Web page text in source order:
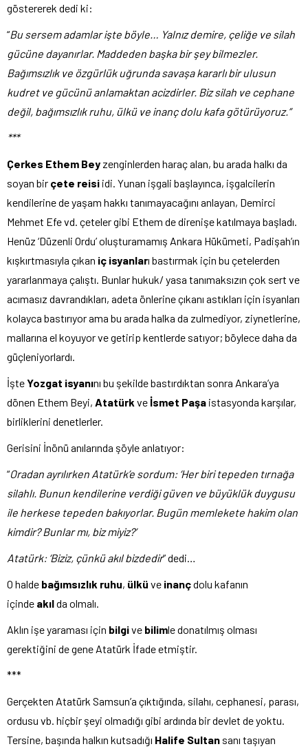
göstererek dedi ki:
“Bu sersem adamlar işte böyle… Yalnız demire, çeliğe ve silah
gücüne dayanırlar. Maddeden başka bir şey bilmezler.
Bağımsızlık ve özgürlük uğrunda savaşa kararlı bir ulusun
kudret ve gücünü anlamaktan acizdirler. Biz silah ve cephane
değil, bağımsızlık ruhu, ülkü ve inanç dolu kafa götürüyoruz.”
***
Çerkes Ethem Bey zenginlerden haraç alan, bu arada halkı da
soyan bir çete reisi idi. Yunan işgali başlayınca, işgalcilerin
kendilerine de yaşam hakkı tanımayacağını anlayan, Demirci
Mehmet Efe vd. çeteler gibi Ethem de direnişe katılmaya başladı.
Henüz ‘Düzenli Ordu’ oluşturamamış Ankara Hükümeti, Padişah’ın
kışkırtmasıyla çıkan iç isyanları bastırmak için bu çetelerden
yararlanmaya çalıştı. Bunlar hukuk/ yasa tanımaksızın çok sert ve
acımasız davrandıkları, adeta önlerine çıkanı astıkları için isyanları
kolayca bastırıyor ama bu arada halka da zulmediyor, ziynetlerine,
mallarına el koyuyor ve getirip kentlerde satıyor; böylece daha da
güçleniyorlardı.
İşteYozgat isyanını bu şekilde bastırdıktan sonra Ankara’ya
dönen Ethem Beyi, Atatürk veİsmet Paşa istasyonda karşılar,
birliklerini denetlerler.
Gerisini İnönü anılarında şöyle anlatıyor:
“Oradan ayrılırken Atatürk’e sordum: ‘Her biri tepeden tırnağa
silahlı. Bunun kendilerine verdiği güven ve büyüklük duygusu
ile herkese tepeden bakıyorlar. Bugün memlekete hakim olan
kimdir? Bunlar mı, biz miyiz?’
Atatürk: ‘Biziz, çünkü akıl bizdedir” dedi…
O halde bağımsızlık ruhu, ülkü ve inançdolu kafanın
içinde akılda olmalı.
Aklın işe yaraması için bilgive bilimle donatılmış olması
gerektiğini de gene Atatürk İfade etmiştir.
***
Gerçekten Atatürk Samsun’a çıktığında, silahı, cephanesi, parası,
ordusu vb. hiçbir şeyi olmadığı gibi ardında bir devlet de yoktu.
Tersine, başında halkın kutsadığı Halife Sultan sanı taşıyan